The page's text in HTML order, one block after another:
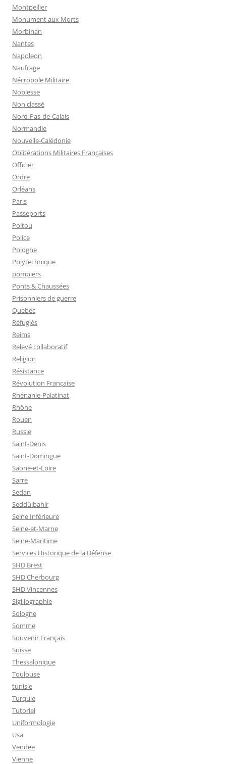
Montpellier
Monument aux Morts
Morbihan
Nantes
Napoleon
Naufrage
Nécropole Militaire
Noblesse
Non classé
Nord-Pas-de-Calais
Normandie
Nouvelle-Calédonie
Oblitérations Militaires Françaises
Officier
Ordre
Orléans
Paris
Passeports
Poitou
Police
Pologne
Polytechnique
pompiers
Ponts & Chaussées
Prisonniers de guerre
Quebec
Réfugiés
Reims
Relevé collaboratif
Religion
Résistance
Révolution Française
Rhénanie-Palatinat
Rhône
Rouen
Russie
Saint-Denis
Saint-Domingue
Saone-et-Loire
Sarre
Sedan
Seddülbahir
Seine Inférieure
Seine-et-Marne
Seine-Maritime
Services Historique de la Défense
SHD Brest
SHD Cherbourg
SHD Vincennes
Sigillographie
Sologne
Somme
Souvenir Français
Suisse
Thessalonique
Toulouse
tunisie
Turquie
Tutoriel
Uniformologie
Usa
Vendée
Vienne